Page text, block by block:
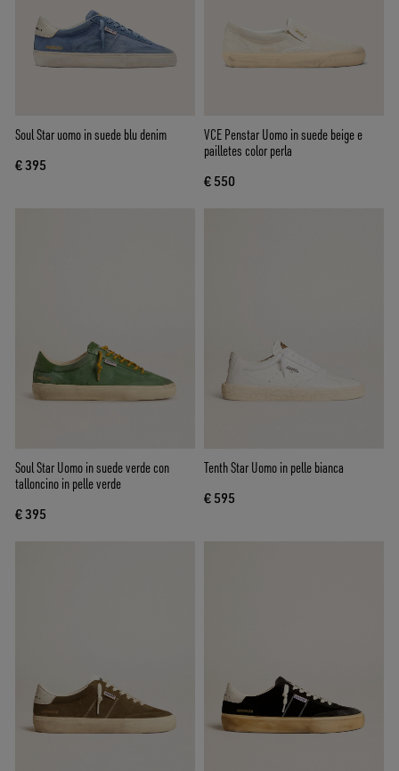
Soul Star uomo in suede blu denim
€ 395
VCE Penstar Uomo in suede beige e
pailletes color perla
€ 550
Soul Star Uomo in suede verde con
talloncino in pelle verde
€ 395
Tenth Star Uomo in pelle bianca
€ 595